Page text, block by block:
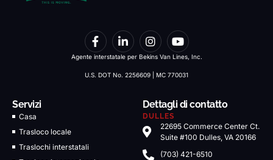
Agente interstatale per Bekins Van Lines, Inc.
U.S. DOT No. 2256609 | MC 770031
Servizi
Casa
Trasloco locale
Traslochi interstatali
Dettagli di contatto
DULLES
22695 Commerce Center Ct.
Suite #100 Dulles, VA 20166
(703) 421-6510